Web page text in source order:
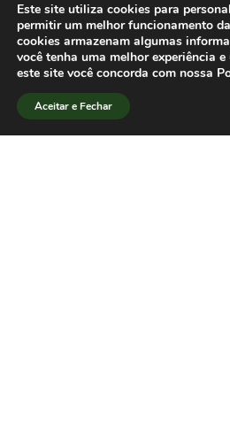
enquanto que Marcos
dos estudos no campo
novas tecnologias,
realizados na área do
[/lang_pt]
Este site utiliza cookies para
permitir um melhor funcionamento
cookies armazenam algumas
você tenha uma melhor experiência
este site você concorda com nossa
Aceitar e Fechar